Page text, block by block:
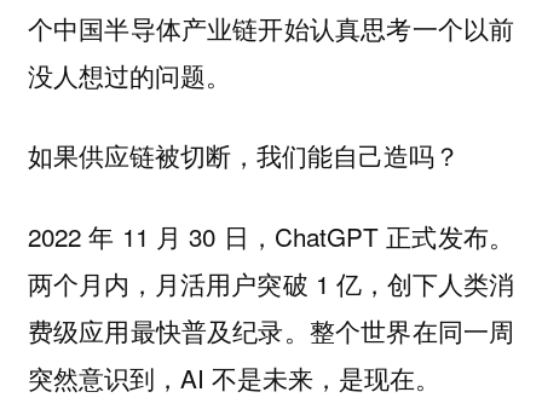
个中国半导体产业链开始认真思考一个以前
没人想过的问题。
如果供应链被切断，我们能自己造吗？
2022 年 11 月 30 日，ChatGPT 正式发布。
两个月内，月活用户突破 1 亿，创下人类消
费级应用最快普及纪录。整个世界在同一周
突然意识到，AI 不是未来，是现在。